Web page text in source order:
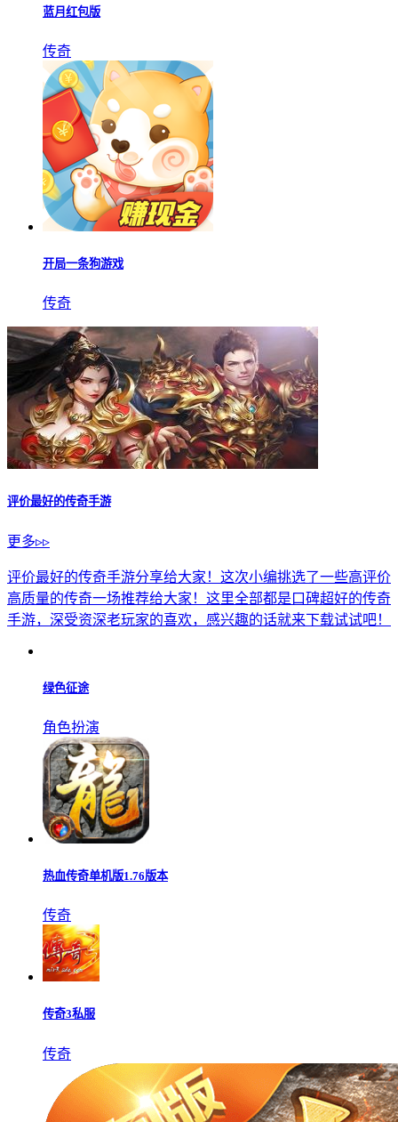
蓝月红包版
传奇
开局一条狗游戏
传奇
评价最好的传奇手游
更多▹▹
评价最好的传奇手游分享给大家！这次小编挑选了一些高评价
高质量的传奇一场推荐给大家！这里全部都是口碑超好的传奇
手游，深受资深老玩家的喜欢，感兴趣的话就来下载试试吧！